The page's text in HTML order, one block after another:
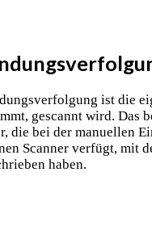
ist die
gescannt wird. Das
die bei der manuellen
Scanner verfügt, mit
haben.